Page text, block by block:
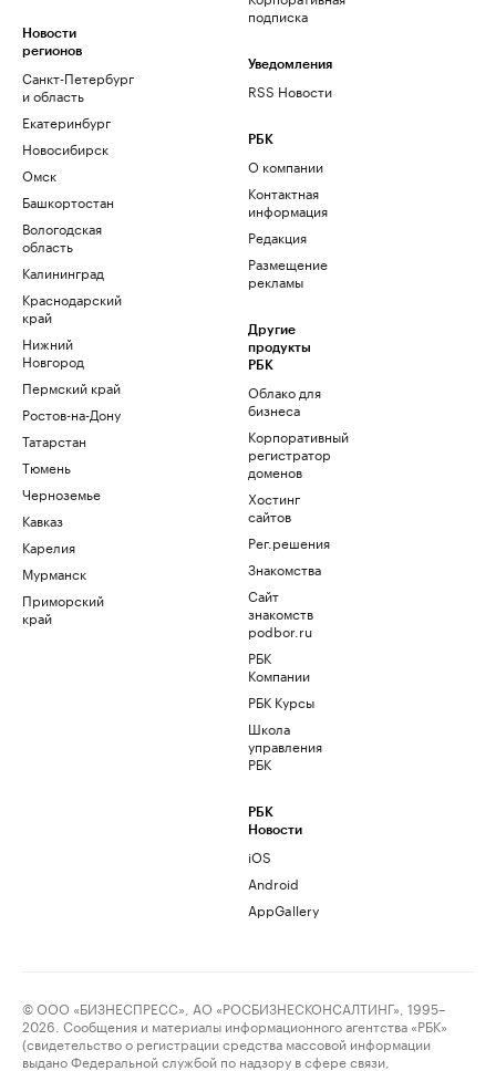
Новости
регионов
Санкт-Петербург
и область
Екатеринбург
Новосибирск
Омск
Башкортостан
Вологодская
область
Калининград
Краснодарский
край
Нижний
Новгород
Пермский край
Ростов-на-Дону
Татарстан
Тюмень
Черноземье
Кавказ
Карелия
Мурманск
Приморский
край
подписка
Уведомления
RSS Новости
РБК
О компании
Контактная
информация
Редакция
Размещение
рекламы
Другие
продукты
РБК
Облако для
бизнеса
Корпоративный
регистратор
доменов
Хостинг
сайтов
Рег.решения
Знакомства
Сайт
знакомств
podbor.ru
РБК
Компании
РБК Курсы
Школа
управления
РБК
РБК
Новости
iOS
Android
AppGallery
© ООО «БИЗНЕСПРЕСС», АО «РОСБИЗНЕСКОНСАЛТИНГ», 1995–
2026. Сообщения и материалы информационного агентства «РБК»
(свидетельство о регистрации средства массовой информации
выдано Федеральной службой по надзору в сфере связи,